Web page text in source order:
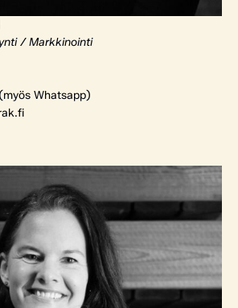
/ Markkinointi
Whatsapp)